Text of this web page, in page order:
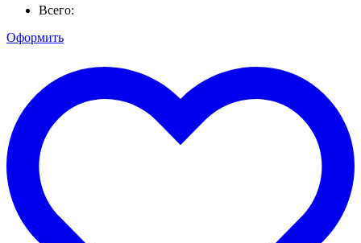
Всего:
Оформить